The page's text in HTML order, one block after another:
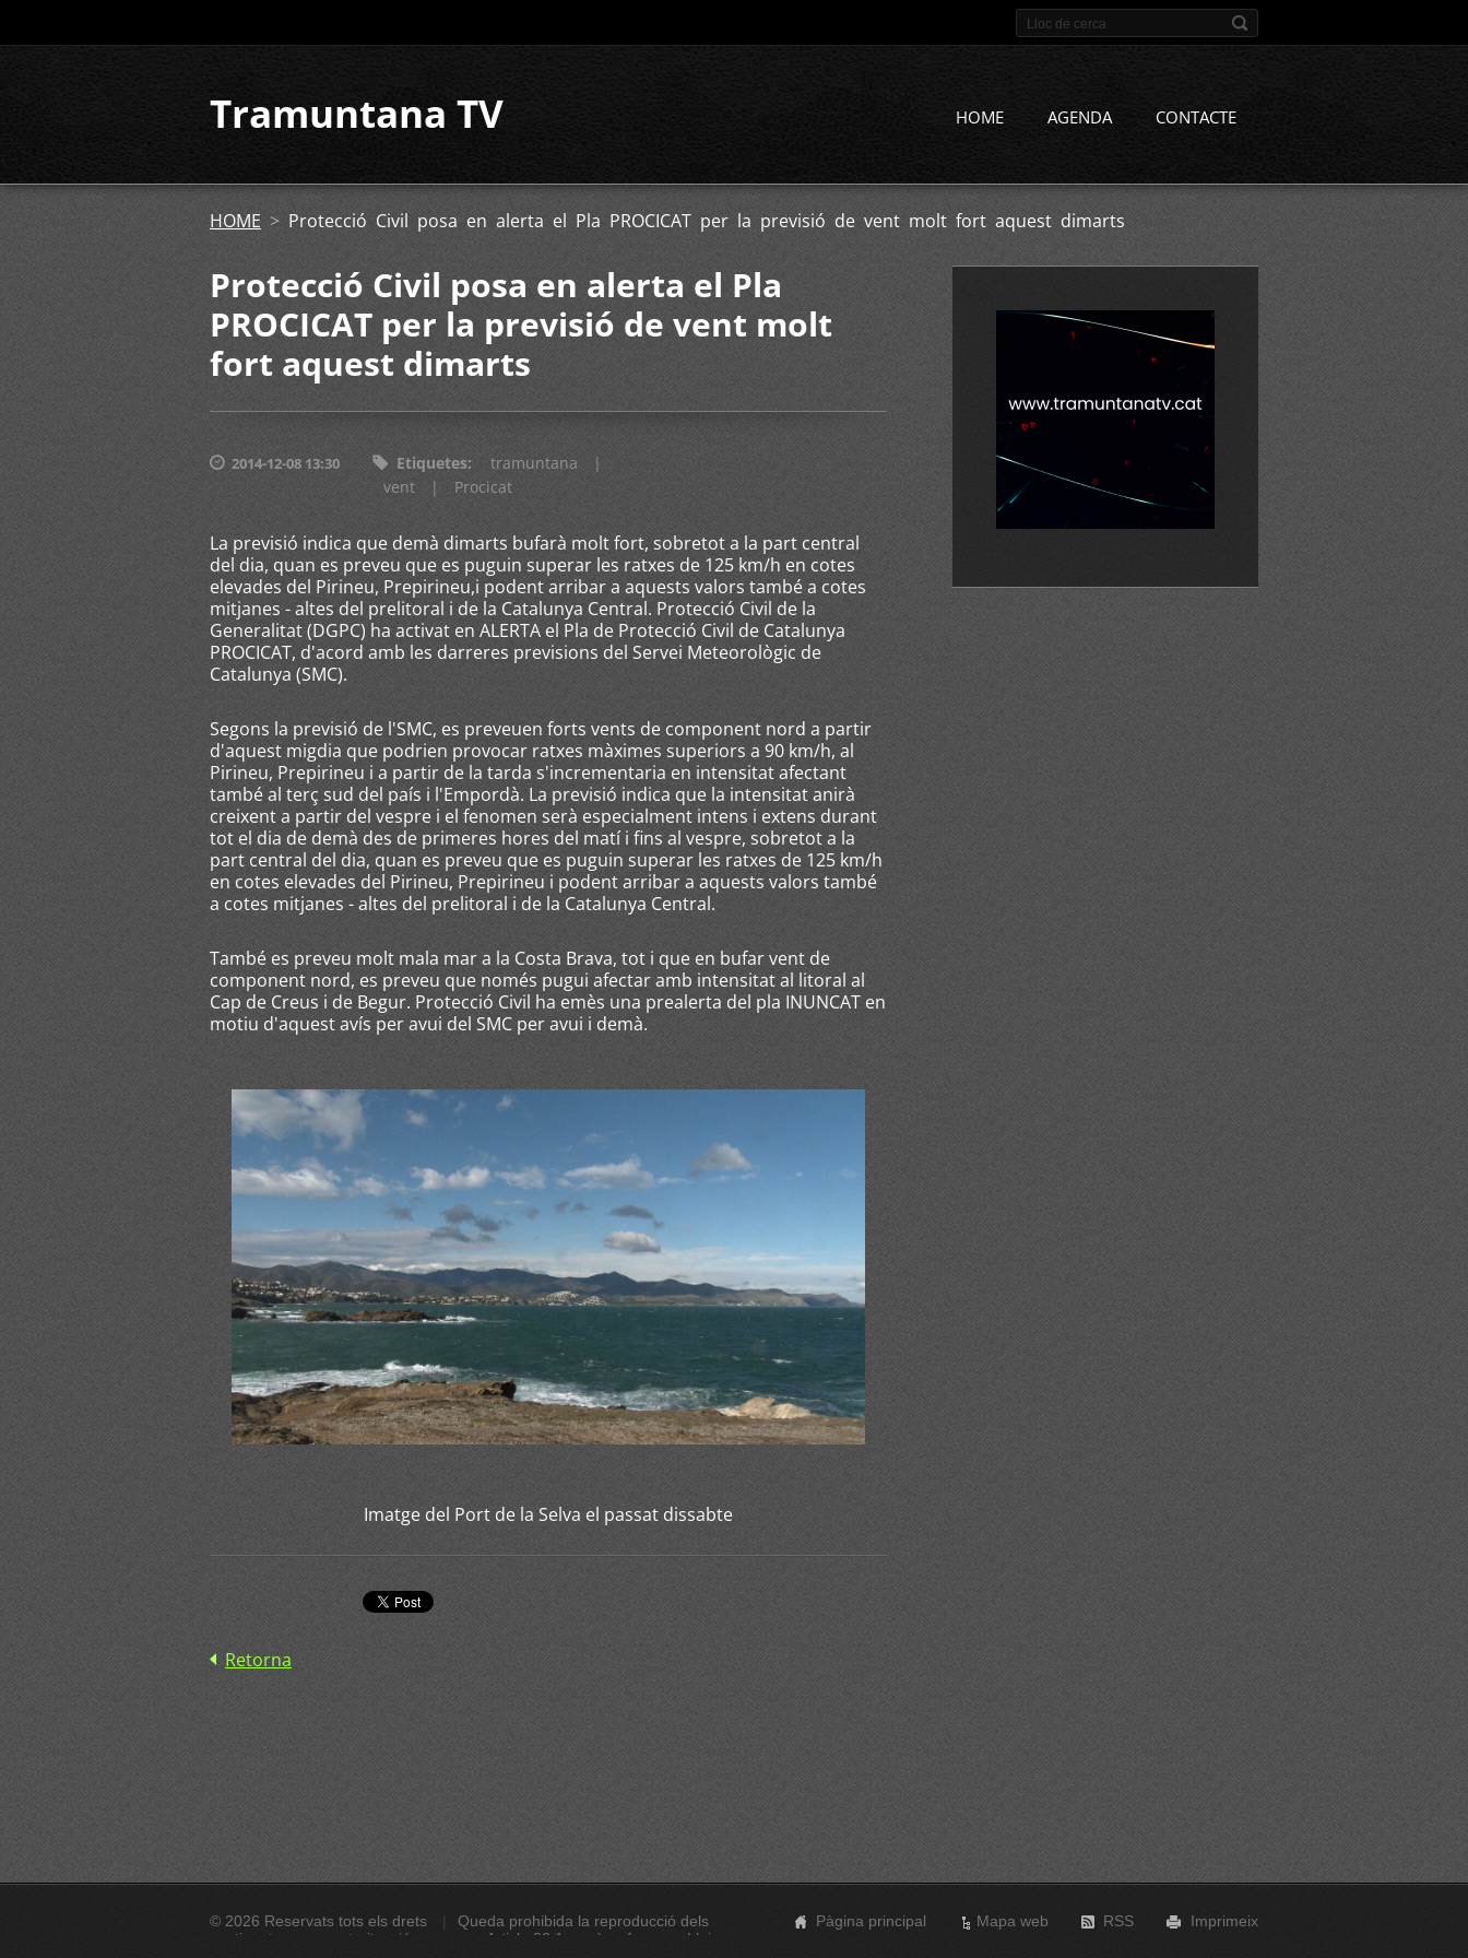
Tramuntana TV HOME AGENDA CONTACTE
HOME > Protecció Civil posa en alerta el Pla PROCICAT per la previsió de vent molt fort aquest dimarts
Protecció Civil posa en alerta el Pla
PROCICAT per la previsió de vent molt
fort aquest dimarts
2014-12-08 13:30 Etiquetes: tramuntana
|
vent
| Procicat
La previsió indica que demà dimarts bufarà molt fort, sobretot a la part central
del dia, quan es preveu que es puguin superar les ratxes de 125 km/h en cotes
elevades del Pirineu, Prepirineu,i podent arribar a aquests valors també a cotes
mitjanes - altes del prelitoral i de la Catalunya Central. Protecció Civil de la
Generalitat (DGPC) ha activat en ALERTA el Pla de Protecció Civil de Catalunya
PROCICAT, d'acord amb les darreres previsions del Servei Meteorològic de
Catalunya (SMC).
Segons la previsió de l'SMC, es preveuen forts vents de component nord a partir
d'aquest migdia que podrien provocar ratxes màximes superiors a 90 km/h, al
Pirineu, Prepirineu i a partir de la tarda s'incrementaria en intensitat afectant
també al terç sud del país i l'Empordà. La previsió indica que la intensitat anirà
creixent a partir del vespre i el fenomen serà especialment intens i extens durant
tot el dia de demà des de primeres hores del matí i fins al vespre, sobretot a la
part central del dia, quan es preveu que es puguin superar les ratxes de 125 km/h
en cotes elevades del Pirineu, Prepirineu i podent arribar a aquests valors també
a cotes mitjanes - altes del prelitoral i de la Catalunya Central.
També es preveu molt mala mar a la Costa Brava, tot i que en bufar vent de
component nord, es preveu que només pugui afectar amb intensitat al litoral al
Cap de Creus i de Begur. Protecció Civil ha emès una prealerta del pla INUNCAT en
motiu d'aquest avís per avui del SMC per avui i demà.
Imatge del Port de la Selva el passat dissabte
Retorna
© 2026 Reservats tots els drets
Queda prohibida la reproducció dels
continguts sense autorització expressa. Article 32.1, paràgraf segon, Llei
Pàgina principal Mapa web RSS Imprimeix